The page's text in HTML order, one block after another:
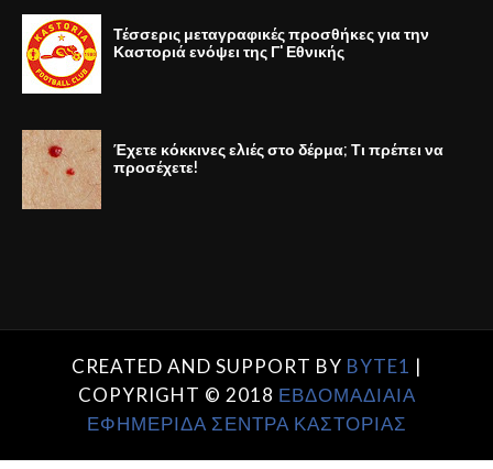
Τέσσερις μεταγραφικές προσθήκες για την
Καστοριά ενόψει της Γ' Εθνικής
Έχετε κόκκινες ελιές στο δέρμα; Τι πρέπει να
προσέχετε!
CREATED AND SUPPORT BY BYTE1 |
COPYRIGHT © 2018 ΕΒΔΟΜΑΔΙΑΙΑ
ΕΦΗΜΕΡΙΔΑ ΣΕΝΤΡΑ ΚΑΣΤΟΡΙΑΣ